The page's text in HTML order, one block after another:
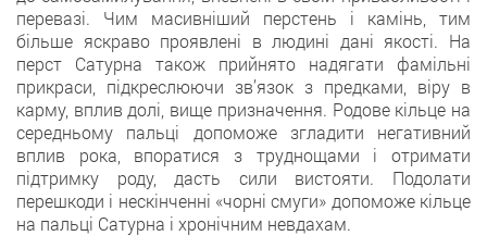
перевазі. Чим масивніший перстень і камінь, тим
більше яскраво проявлені в людині дані якості. На
перст Сатурна також прийнято надягати фамільні
прикраси, підкреслюючи зв’язок з предками, віру в
карму, вплив долі, вище призначення. Родове кільце на
середньому пальці допоможе згладити негативний
вплив рока, впоратися з труднощами і отримати
підтримку роду, дасть сили вистояти. Подолати
перешкоди і нескінченні «чорні смуги» допоможе кільце
на пальці Сатурна і хронічним невдахам.